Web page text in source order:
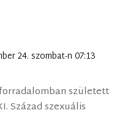
24. szombat-n 07:13
született
Század szexuális